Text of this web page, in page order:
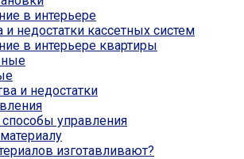
в интерьере
и недостатки кассетных систем
в интерьере квартиры
и недостатки
управления
изготавливают?